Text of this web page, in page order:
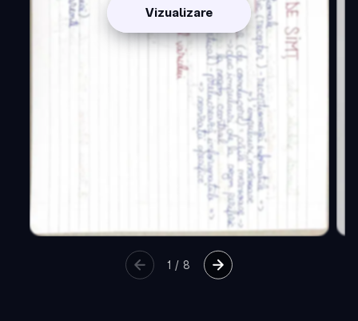
Vizualizare
1 / 8